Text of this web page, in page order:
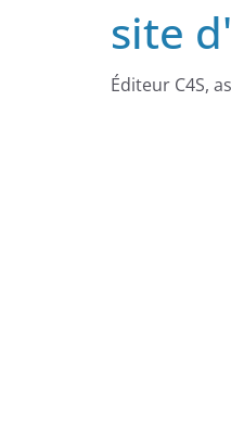
site
Éditeur C4S,